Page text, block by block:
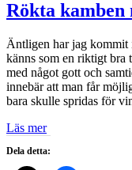
Rökta kamben
Äntligen har jag kommit
känns som en riktigt
med något gott och
innebär att man får
bara skulle spridas för
Läs mer
Dela detta: